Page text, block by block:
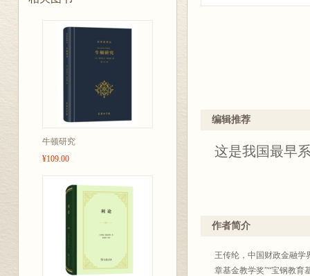
牛顿研究
¥109.00
编辑推荐
这是我国最早
作者简介
王传纶，中国财政金融学
章基金教学奖”“宝钢教育